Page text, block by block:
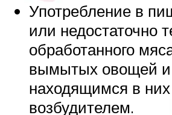
Употребление в
или недостаточно
обработанного
вымытых овощей и
находящимся в них
возбудителем.